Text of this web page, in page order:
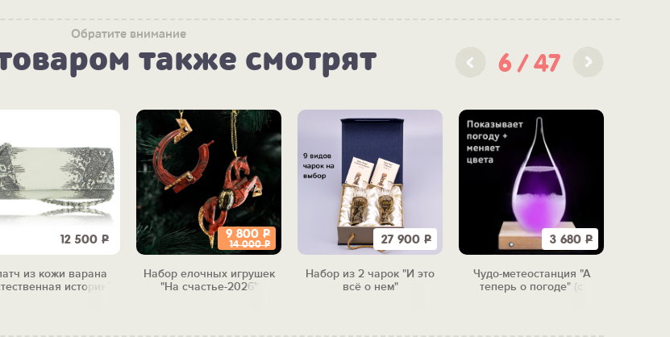
Обратите внимание
также смотрят 6 47
12 500 Р
из кожи варана
история"
9 800 Р
14 000Р
Набор елочных игрушек
"На счастье-2026"
27 900 Р
Набор из 2 чарок "И это
всё о нем"
3 680 Р
Чудо-метеостанция "А
теперь о погоде" (с